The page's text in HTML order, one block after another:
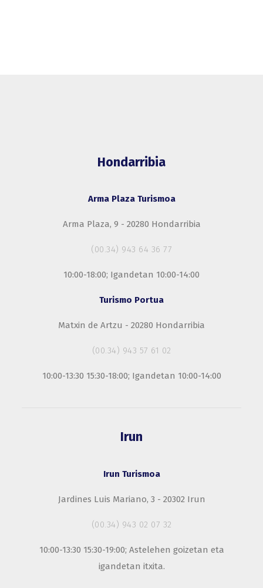
Hondarribia
Arma Plaza Turismoa
Arma Plaza, 9 - 20280 Hondarribia
(00.34) 943 64 36 77
10:00-18:00; Igandetan 10:00-14:00
Turismo Portua
Matxin de Artzu - 20280 Hondarribia
(00.34) 943 57 61 02
10:00-13:30 15:30-18:00; Igandetan 10:00-14:00
Irun
Irun Turismoa
Jardines Luis Mariano, 3 - 20302 Irun
(00.34) 943 02 07 32
10:00-13:30 15:30-19:00; Astelehen goizetan eta
igandetan itxita.